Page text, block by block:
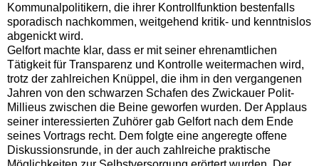
Kommunalpolitikern, die ihrer Kontrollfunktion bestenfalls
sporadisch nachkommen, weitgehend kritik- und kenntnislos
abgenickt wird.
Gelfort machte klar, dass er mit seiner ehrenamtlichen
Tätigkeit für Transparenz und Kontrolle weitermachen wird,
trotz der zahlreichen Knüppel, die ihm in den vergangenen
Jahren von den schwarzen Schafen des Zwickauer Polit-
Millieus zwischen die Beine geworfen wurden. Der Applaus
seiner interessierten Zuhörer gab Gelfort nach dem Ende
seines Vortrags recht. Dem folgte eine angeregte offene
Diskussionsrunde, in der auch zahlreiche praktische